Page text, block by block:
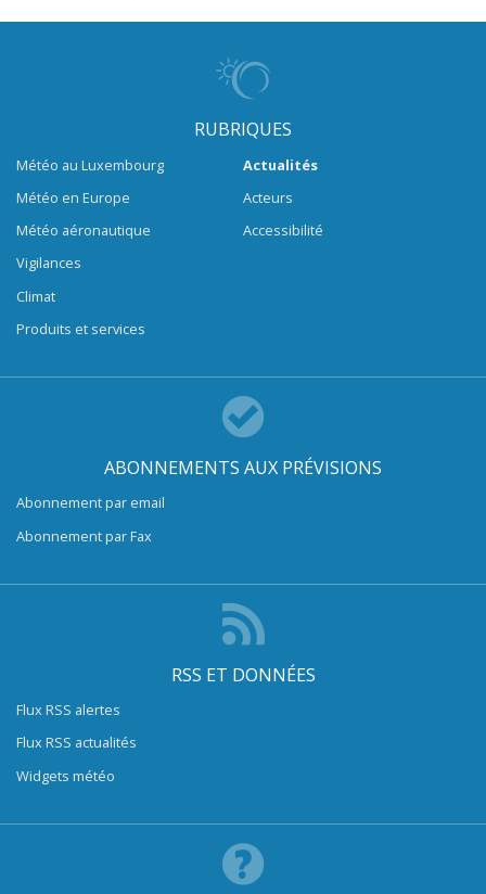
RUBRIQUES
Météo au Luxembourg
Météo en Europe
Météo aéronautique
Vigilances
Climat
Produits et services
Actualités
Acteurs
Accessibilité
ABONNEMENTS AUX PRÉVISIONS
Abonnement par email
Abonnement par Fax
RSS ET DONNÉES
Flux RSS alertes
Flux RSS actualités
Widgets météo